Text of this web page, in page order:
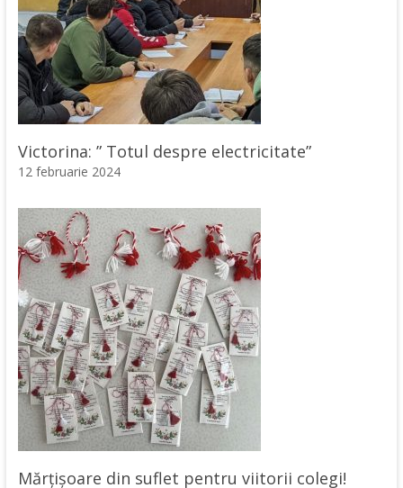
Victorina: ” Totul despre electricitate”
12 februarie 2024
Mărțișoare din suflet pentru viitorii colegi!